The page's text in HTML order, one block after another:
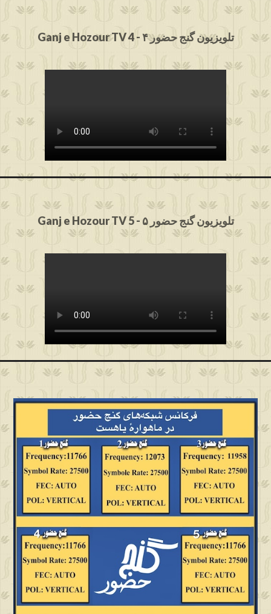
Ganj e Hozour TV 4 - ۴ تلویزیون گنج حضور
Ganj e Hozour TV 5 - ۵ تلویزیون گنج حضور